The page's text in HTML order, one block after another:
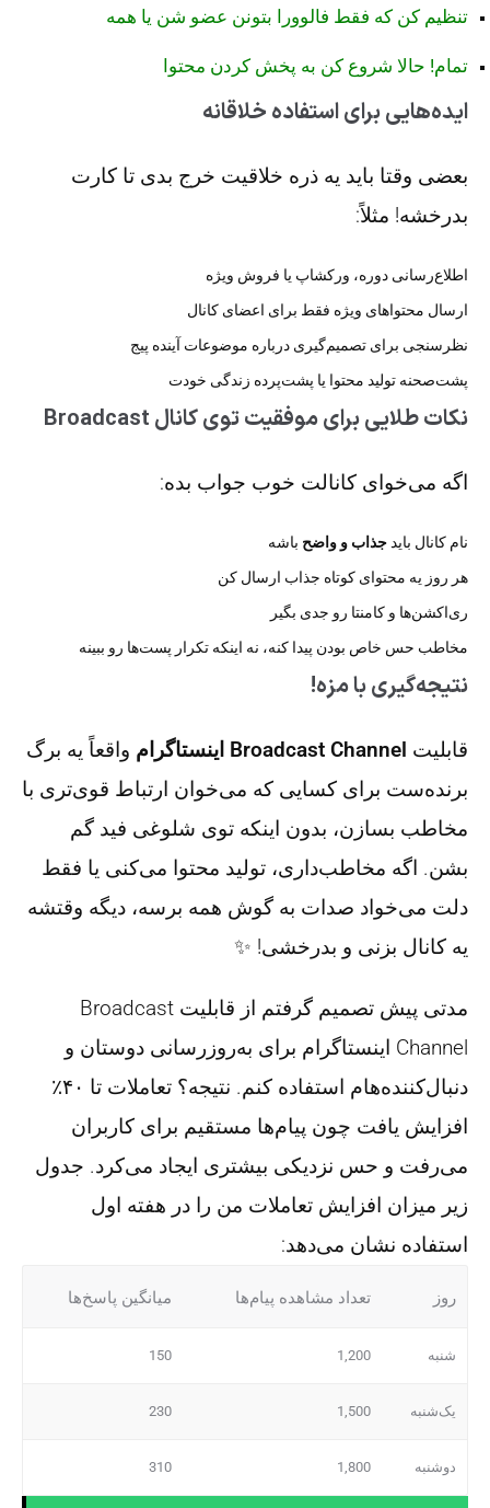
تنظیم کن که فقط فالوورا بتونن عضو شن یا همه
تمام! حالا شروع کن به پخش کردن محتوا
ایده‌هایی برای استفاده خلاقانه
بعضی وقتا باید یه ذره خلاقیت خرج بدی تا کارت
بدرخشه! مثلاً:
اطلاع‌رسانی دوره، ورکشاپ یا فروش ویژه
ارسال محتواهای ویژه فقط برای اعضای کانال
نظرسنجی برای تصمیم‌گیری درباره موضوعات آینده پیج
پشت‌صحنه تولید محتوا یا پشت‌پرده زندگی خودت
نکات طلایی برای موفقیت توی کانال Broadcast
اگه می‌خوای کانالت خوب جواب بده:
نام کانال باید جذاب و واضح باشه
هر روز یه محتوای کوتاه جذاب ارسال کن
ری‌اکشن‌ها و کامنتا رو جدی بگیر
مخاطب حس خاص بودن پیدا کنه، نه اینکه تکرار پست‌ها رو ببینه
نتیجه‌گیری با مزه!
قابلیت Broadcast Channel اینستاگرام
واقعاً یه برگ
برنده‌ست برای کسایی که می‌خوان ارتباط قوی‌تری با
مخاطب بسازن، بدون اینکه توی شلوغی فید گم
بشن. اگه مخاطب‌داری، تولید محتوا می‌کنی یا فقط
دلت می‌خواد صدات به گوش همه برسه، دیگه وقتشه
یه کانال بزنی و بدرخشی! ✨
مدتی پیش تصمیم گرفتم از قابلیت Broadcast
Channel اینستاگرام برای به‌روزرسانی دوستان و
دنبال‌کننده‌هام استفاده کنم. نتیجه؟ تعاملات تا ۴۰٪
افزایش یافت چون پیام‌ها مستقیم برای کاربران
می‌رفت و حس نزدیکی بیشتری ایجاد می‌کرد. جدول
زیر میزان افزایش تعاملات من را در هفته اول
استفاده نشان می‌دهد:
روز تعداد مشاهده پیام‌ها میانگین پاسخ‌ها
شنبه 1,200
150
یک‌شنبه 1,500
230
دوشنبه 1,800
310